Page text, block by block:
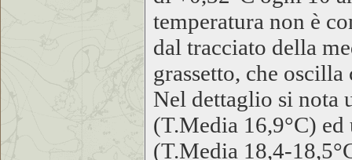
temperatura non è
dal tracciato della
grassetto, che
Nel dettaglio si nota
(T.Media 16,9°C)
(T.Media 18,4-